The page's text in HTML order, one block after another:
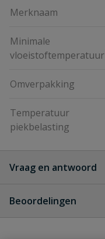
Merknaam
Minimale
vloeistoftemperatuur
Omverpakking
Temperatuur
piekbelasting
Vraag en antwoord
Beoordelingen